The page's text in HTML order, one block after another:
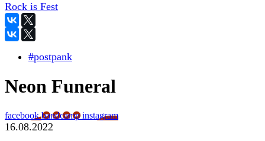
Rock is Fest
#postpank
Neon Funeral
facebookbandcampinstagram
16.08.2022